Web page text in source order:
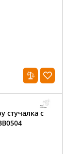
стучалка с